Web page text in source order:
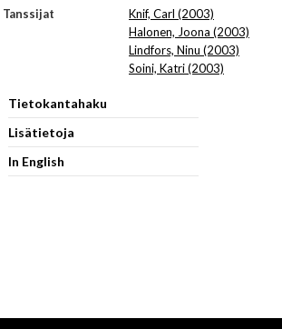
Tanssijat
Knif, Carl (2003)
Halonen, Joona (2003)
Lindfors, Ninu (2003)
Soini, Katri (2003)
Tietokantahaku
Lisätietoja
In English